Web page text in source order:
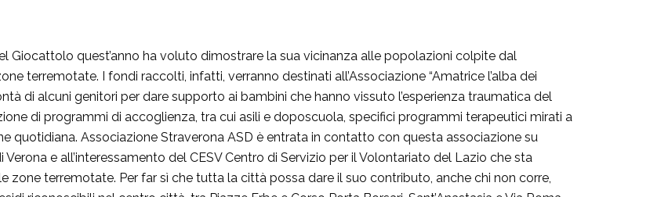
Giocattolo quest’anno ha voluto dimostrare la sua vicinanza alle popolazioni colpite dal
terremotate. I fondi raccolti, infatti, verranno destinati all’Associazione “Amatrice l’alba dei
di alcuni genitori per dare supporto ai bambini che hanno vissuto l’esperienza traumatica del
di programmi di accoglienza, tra cui asili e doposcuola, specifici programmi terapeutici mirati a
quotidiana. Associazione Straverona ASD è entrata in contatto con questa associazione su
e all’interessamento del CESV Centro di Servizio per il Volontariato del Lazio che sta
terremotate. Per far sì che tutta la città possa dare il suo contributo, anche chi non corre,